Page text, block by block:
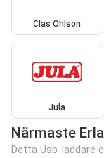
Clas Ohlson
Jula
Närmaste
Detta Usb-laddare